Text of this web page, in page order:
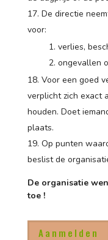
De directie
voor:
verlies,
ongevallen
Voor een goed
verplicht zich exact
houden. Doet
plaats.
Op punten
beslist de
De organisatie
toe !
Aanmelden